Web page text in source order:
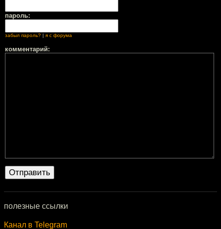
пароль:
забыл пароль? | я с форума
комментарий:
полезные ссылки
Канал в Telegram